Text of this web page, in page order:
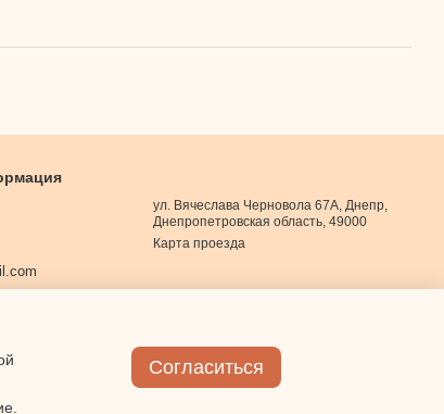
ул. Вячеслава Черновола 67А, Днепр,
Днепропетровская область, 49000
Карта проезда
Согласиться